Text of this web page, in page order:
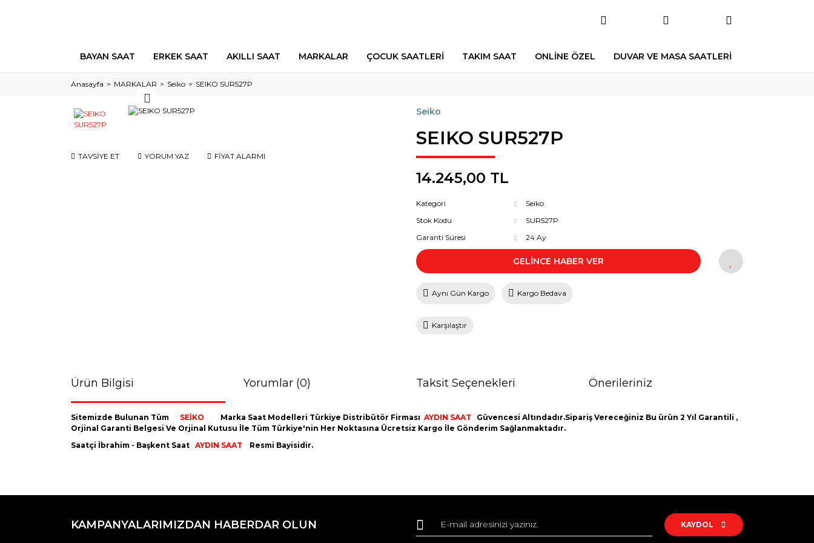
BAYAN SAAT ERKEK SAAT AKILLI SAAT MARKALAR ÇOCUK SAATLERİ TAKIM SAAT ONLİNE ÖZEL DUVAR VE MASA SAATLERİ
Anasayfa MARKALAR Seiko SEIKO SUR527P
TAVSİYE ET YORUM YAZ FİYAT ALARMI
Seiko
SEIKO SUR527P
14.245,00 TL
Kategori
Seiko
Stok Kodu
SUR527P
Garanti Süresi
24 Ay
GELİNCE HABER VER
Aynı Gün Kargo Kargo Bedava
Karşılaştır
Ürün Bilgisi Yorumlar (0) Taksit Seçenekleri Önerileriniz
Sitemizde Bulunan Tüm SEİKO Marka Saat Modelleri Türkiye Distribütör Firması AYDIN SAAT
Güvencesi Altındadır.Sipariş Vereceğiniz Bu ürün 2 Yıl Garantili ,
Orjinal Garanti Belgesi Ve Orjinal Kutusu İle Tüm Türkiye'nin Her Noktasına Ücretsiz Kargo İle Gönderim Sağlanmaktadır.
Saatçi İbrahim - Başkent Saat AYDIN SAAT Resmi Bayisidir.
Yorum Yaz
Görüş ve önerileriniz için teşekkür ederiz.
Ürün resmi kalitesiz, bozuk veya görüntülenemiyor.
KAMPANYALARIMIZDAN HABERDAR OLUN KAYDOL